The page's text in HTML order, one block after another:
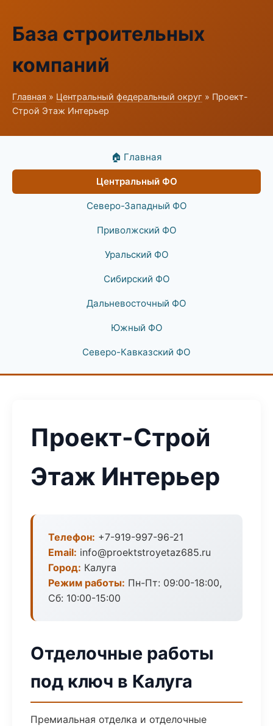
База строительных
компаний
Главная » Центральный федеральный округ » Проект-
Строй Этаж Интерьер
🏠 Главная
Центральный ФО
Северо-Западный ФО
Приволжский ФО
Уральский ФО
Сибирский ФО
Дальневосточный ФО
Южный ФО
Северо-Кавказский ФО
Проект-Строй
Этаж Интерьер
Телефон: +7-919-997-96-21
Email: info@proektstroyetaz685.ru
Город: Калуга
Режим работы: Пн-Пт: 09:00-18:00,
Сб: 10:00-15:00
Отделочные работы
под ключ в Калуга
Премиальная отделка и отделочные